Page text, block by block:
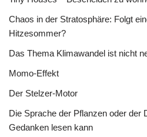
Chaos in der Stratosphäre: Folgt
Hitzesommer?
Das Thema Klimawandel ist nicht
Momo-Effekt
Der Stelzer-Motor
Die Sprache der Pflanzen oder der
Gedanken lesen kann